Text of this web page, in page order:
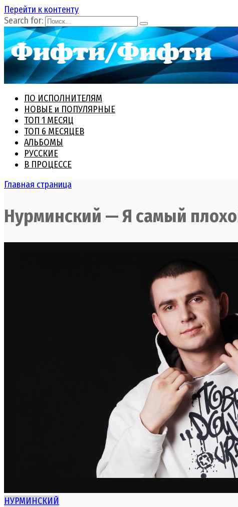
Перейти к контенту
Search for:
ПО ИСПОЛНИТЕЛЯМ
НОВЫЕ и ПОПУЛЯРНЫЕ
ТОП 1 МЕСЯЦ
ТОП 6 МЕСЯЦЕВ
АЛЬБОМЫ
РУССКИЕ
В ПРОЦЕССЕ
Главная страница
Нурминский — Я самый
НУРМИНСКИЙ